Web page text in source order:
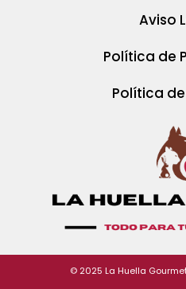
Aviso
Política de
Política
© 2025 La Huella